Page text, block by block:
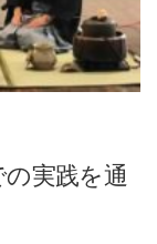
実践を通